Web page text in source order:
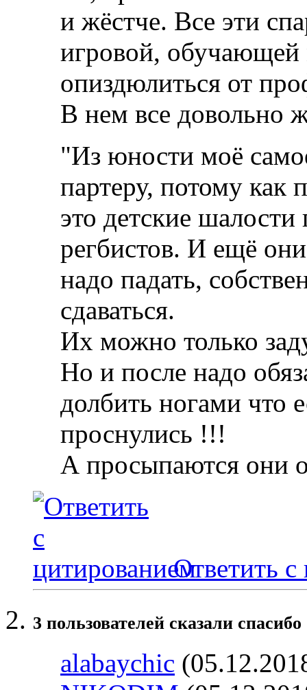
и жёстче. Все эти
игровой, обучающей
опиздюлиться от
В нем все довольно
"Из юности моё
партеру, потому как
это детские
регбистов. И ещё
надо падать,
сдаваться.
Их можно только
Но и после надо
долбить ногами что
проснулись !!!
А просыпаются они
Ответить с
3 пользователей сказали
alabaychic